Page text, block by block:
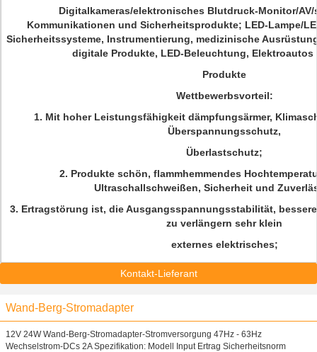
Digitalkameras/elektronisches Blutdruck-Monitor/AV/
Kommunikationen und Sicherheitsprodukte; LED-Lampe/
Sicherheitssysteme, Instrumentierung, medizinische
digitale Produkte, LED-Beleuchtung, Elektroautos
Produkte
Wettbewerbsvorteil:
1. Mit hoher Leistungsfähigkeit dämpfungsärmer,
Überspannungsschutz,
Überlastschutz;
2. Produkte schön, flammhemmendes
Ultraschallschweißen, Sicherheit und
3. Ertragstörung ist, die Ausgangsspannungsstabilität,
zu verlängern sehr klein
externes elektrisches;
Kontakt-Lieferant
Wand-Berg-Stromadapter
12V 24W Wand-Berg-Stromadapter-Stromversorgung 47Hz - 63Hz
Wechselstrom-DCs 2A Spezifikation: Modell Input Ertrag Sicherheitsnorm